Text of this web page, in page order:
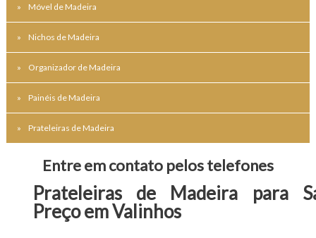
Móvel de Madeira
Nichos de Madeira
Organizador de Madeira
Painéis de Madeira
Prateleiras de Madeira
Entre em contato pelos telefones
Prateleiras de Madeira para
Preço em Valinhos